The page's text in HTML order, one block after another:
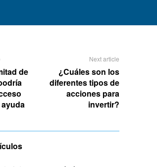
de
Next article
¿Cuáles son los
diferentes tipos de
acciones para
invertir?